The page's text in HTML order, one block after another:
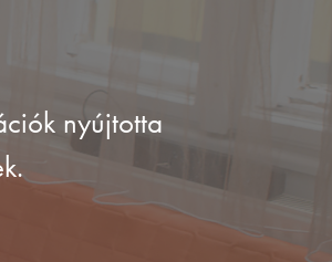
nyújtotta